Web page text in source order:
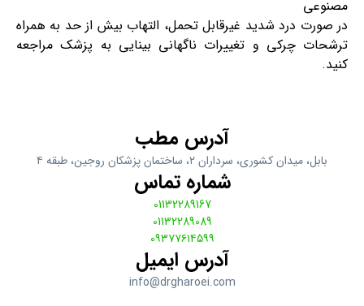
مصنوعی
در صورت درد شدید غیرقابل تحمل، التهاب بیش از حد به همراه
ترشحات چرکی و تغییرات ناگهانی بینایی به پزشک مراجعه
کنید.
آدرس مطب
بابل، ميدان كشوري، سرداران ٢، ساختمان پزشكان روجين، طبقه ٤
شماره تماس
01132289167
01132289089
۰۹۳۷۷۶۱۴۵۹۹
آدرس ایمیل
info@drgharoei.com